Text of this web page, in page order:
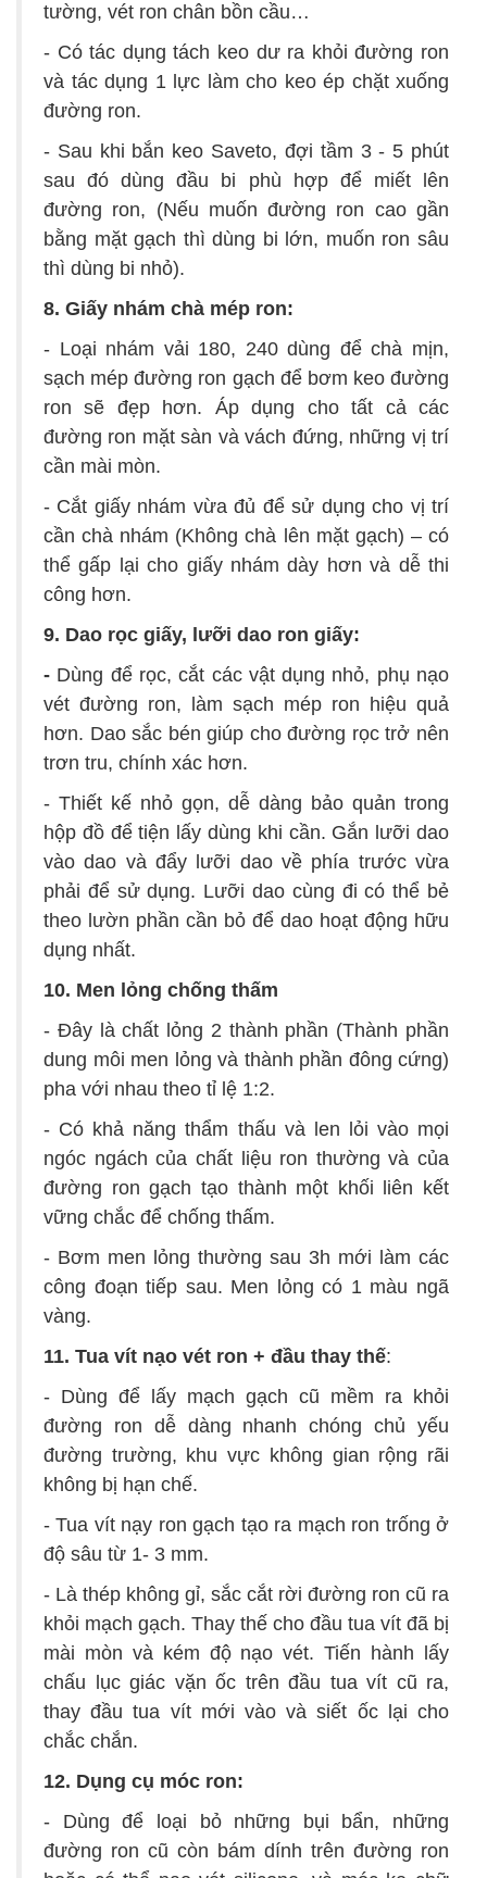
tường, vét ron chân bồn cầu…
- Có tác dụng tách keo dư ra khỏi đường ron
và tác dụng 1 lực làm cho keo ép chặt xuống
đường ron.
- Sau khi bắn keo Saveto, đợi tầm 3 - 5 phút
sau đó dùng đầu bi phù hợp để miết lên
đường ron, (Nếu muốn đường ron cao gần
bằng mặt gạch thì dùng bi lớn, muốn ron sâu
thì dùng bi nhỏ).
8. Giấy nhám chà mép ron:
- Loại nhám vải 180, 240 dùng để chà mịn,
sạch mép đường ron gạch để bơm keo đường
ron sẽ đẹp hơn. Áp dụng cho tất cả các
đường ron mặt sàn và vách đứng, những vị trí
cần mài mòn.
- Cắt giấy nhám vừa đủ để sử dụng cho vị trí
cần chà nhám (Không chà lên mặt gạch) – có
thể gấp lại cho giấy nhám dày hơn và dễ thi
công hơn.
9. Dao rọc giấy, lưỡi dao ron giấy:
- Dùng để rọc, cắt các vật dụng nhỏ, phụ nạo
vét đường ron, làm sạch mép ron hiệu quả
hơn. Dao sắc bén giúp cho đường rọc trở nên
trơn tru, chính xác hơn.
- Thiết kế nhỏ gọn, dễ dàng bảo quản trong
hộp đồ để tiện lấy dùng khi cần. Gắn lưỡi dao
vào dao và đẩy lưỡi dao về phía trước vừa
phải để sử dụng. Lưỡi dao cùng đi có thể bẻ
theo lườn phần cần bỏ để dao hoạt động hữu
dụng nhất.
10. Men lỏng chống thấm
- Đây là chất lỏng 2 thành phần (Thành phần
dung môi men lỏng và thành phần đông cứng)
pha với nhau theo tỉ lệ 1:2.
- Có khả năng thẩm thấu và len lỏi vào mọi
ngóc ngách của chất liệu ron thường và của
đường ron gạch tạo thành một khối liên kết
vững chắc để chống thấm.
- Bơm men lỏng thường sau 3h mới làm các
công đoạn tiếp sau. Men lỏng có 1 màu ngã
vàng.
11. Tua vít nạo vét ron + đầu thay thế:
- Dùng để lấy mạch gạch cũ mềm ra khỏi
đường ron dễ dàng nhanh chóng chủ yếu
đường trường, khu vực không gian rộng rãi
không bị hạn chế.
- Tua vít nạy ron gạch tạo ra mạch ron trống ở
độ sâu từ 1- 3 mm.
- Là thép không gỉ, sắc cắt rời đường ron cũ ra
khỏi mạch gạch. Thay thế cho đầu tua vít đã bị
mài mòn và kém độ nạo vét. Tiến hành lấy
chấu lục giác vặn ốc trên đầu tua vít cũ ra,
thay đầu tua vít mới vào và siết ốc lại cho
chắc chắn.
12. Dụng cụ móc ron:
- Dùng để loại bỏ những bụi bẩn, những
đường ron cũ còn bám dính trên đường ron